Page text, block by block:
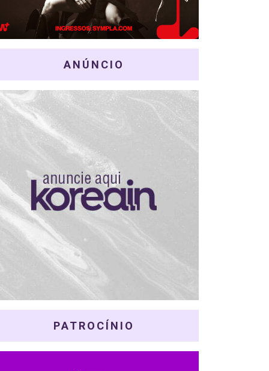
ANÚNCIO
PATROCÍNIO